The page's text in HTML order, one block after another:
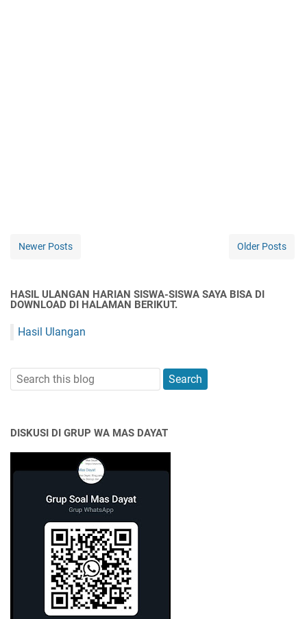
Newer Posts Older Posts
HASIL ULANGAN HARIAN SISWA-SISWA SAYA BISA DI
DOWNLOAD DI HALAMAN BERIKUT.
Hasil Ulangan
DISKUSI DI GRUP WA MAS DAYAT